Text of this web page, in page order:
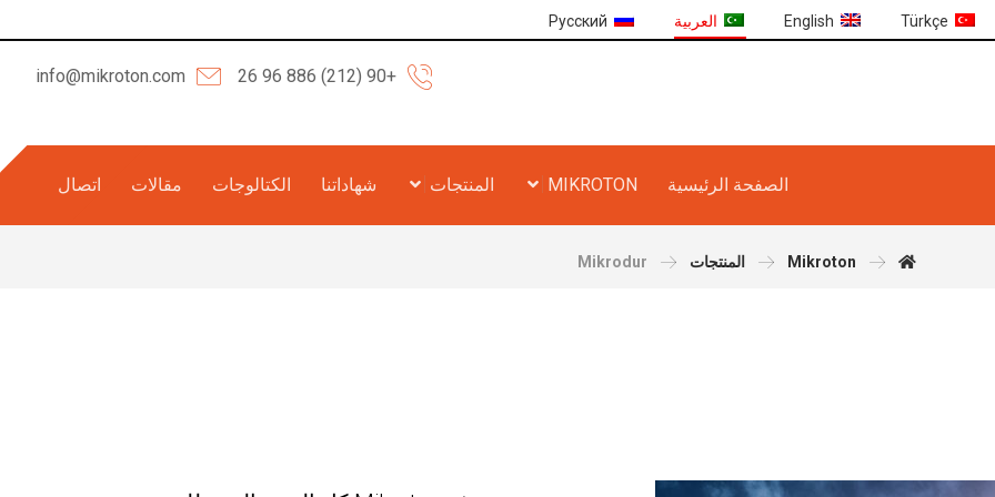
Türkçe
English العربية Русский
info@mikroton.com +90 (212) 886 96 26
الصفحة الرئيسية MIKROTON المنتجات شهاداتنا الكتالوجات مقالات اتصال
Mikroton المنتجات Mikrodur